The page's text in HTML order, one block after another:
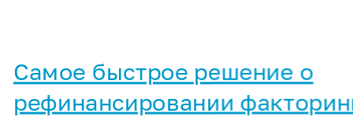
Самое быстрое решение о
рефинансировании